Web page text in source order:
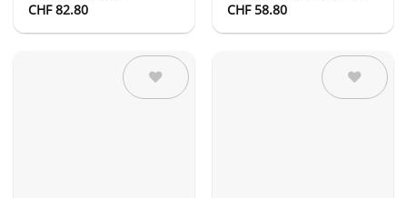
CHF82.80
CHF58.80